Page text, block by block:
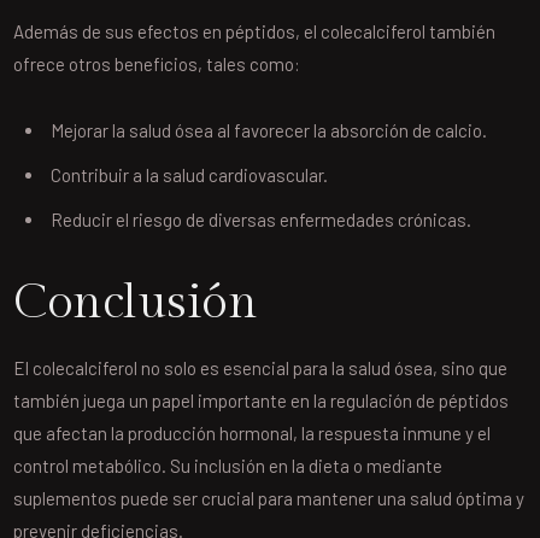
Además de sus efectos en péptidos, el colecalciferol también
ofrece otros beneficios, tales como:
Mejorar la salud ósea al favorecer la absorción de calcio.
Contribuir a la salud cardiovascular.
Reducir el riesgo de diversas enfermedades crónicas.
Conclusión
El colecalciferol no solo es esencial para la salud ósea, sino que
también juega un papel importante en la regulación de péptidos
que afectan la producción hormonal, la respuesta inmune y el
control metabólico. Su inclusión en la dieta o mediante
suplementos puede ser crucial para mantener una salud óptima y
prevenir deficiencias.